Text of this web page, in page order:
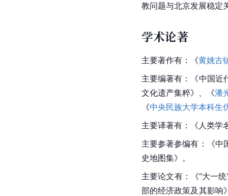
教问题与北京发展稳定
学术论著
主要著作有：《黄姚古
主要编著有：《中国近
文化遗产集粹》、《潘
《中央民族大学本科生
主要译著有：《人类学
主要参著参编有：《中
史地图集》。
主要论文有：《“大一
部的经济政策及其影响